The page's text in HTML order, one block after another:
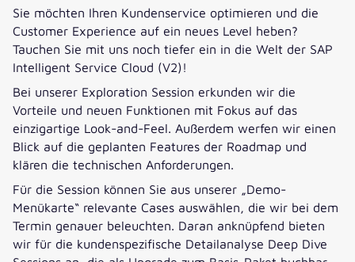
Sie möchten Ihren Kundenservice optimieren und die
Customer Experience auf ein neues Level heben?
Tauchen Sie mit uns noch tiefer ein in die Welt der SAP
Intelligent Service Cloud (V2)!
Bei unserer Exploration Session erkunden wir die
Vorteile und neuen Funktionen mit Fokus auf das
einzigartige Look-and-Feel. Außerdem werfen wir einen
Blick auf die geplanten Features der Roadmap und
klären die technischen Anforderungen.
Für die Session können Sie aus unserer „Demo-
Menükarte“ relevante Cases auswählen, die wir bei dem
Termin genauer beleuchten. Daran anknüpfend bieten
wir für die kundenspezifische Detailanalyse Deep Dive